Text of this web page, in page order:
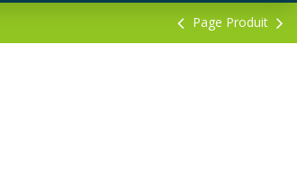
Page Produit